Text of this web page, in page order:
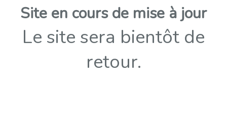
Site en cours de mise à jour
Le site sera bientôt de
retour.